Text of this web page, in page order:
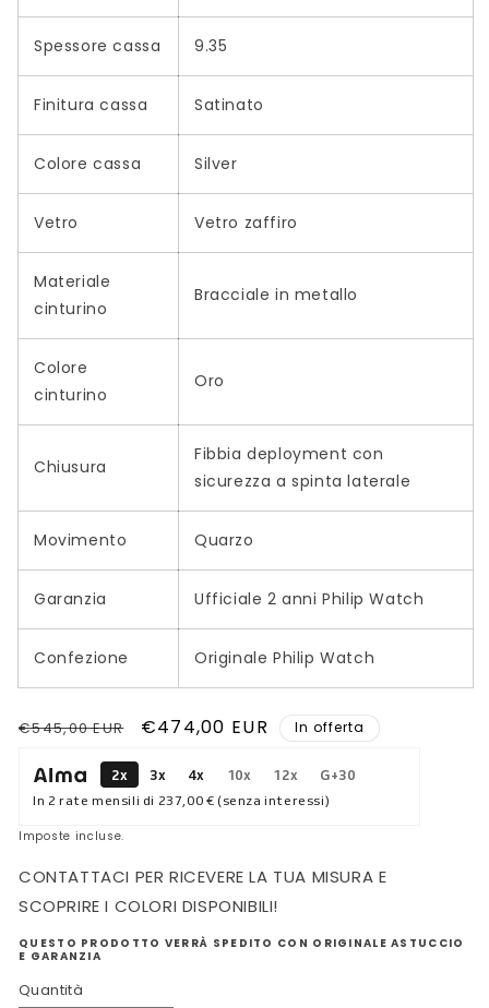
Spessore cassa 9.35
Finitura cassa Satinato
Colore cassa Silver
Vetro Vetro zaffiro
Materiale
cinturino
Bracciale in metallo
Colore
cinturino
Oro
Chiusura
Fibbia deployment con
sicurezza a spinta laterale
Movimento Quarzo
Garanzia Ufficiale 2 anni Philip Watch
Confezione Originale Philip Watch
Prezzo
listino
€545,00 EUR
Prezzo
€474,00 EUR In offerta
2x 3x 4x 10x 12x
G+30
In 2 rate mensili di 237,00 € (senza interessi)
Imposte incluse.
CONTATTACI PER RICEVERE LA TUA MISURA E
SCOPRIRE I COLORI DISPONIBILI!
QUESTO PRODOTTO VERRÀ SPEDITO CON ORIGINALE ASTUCCIO
E GARANZIA
Quantità